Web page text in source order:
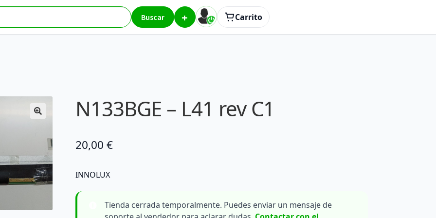
Buscar + Carrito
N133BGE – L41 rev C1
20,00 €
INNOLUX
Tienda cerrada temporalmente. Puedes enviar un mensaje de